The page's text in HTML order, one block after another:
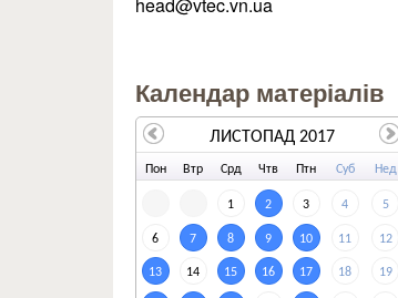
Календар матеріалів
Пон Втр Срд Чтв Птн Суб Нед
1 2 3 4 5
6 7 8 9 10 11 12
13 14 15 16 17 18 19
ЛИСТОПАД 2017